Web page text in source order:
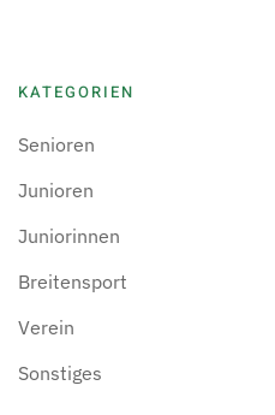
KATEGORIEN
Senioren
Junioren
Juniorinnen
Breitensport
Verein
Sonstiges